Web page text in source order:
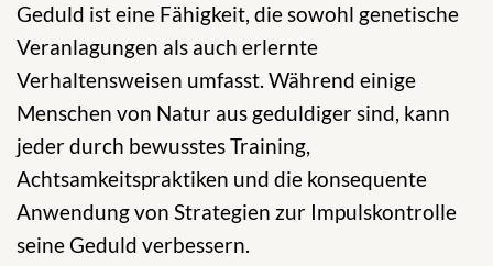
Geduld ist eine Fähigkeit, die sowohl genetische
Veranlagungen als auch erlernte
Verhaltensweisen umfasst. Während einige
Menschen von Natur aus geduldiger sind, kann
jeder durch bewusstes Training,
Achtsamkeitspraktiken und die konsequente
Anwendung von Strategien zur Impulskontrolle
seine Geduld verbessern.